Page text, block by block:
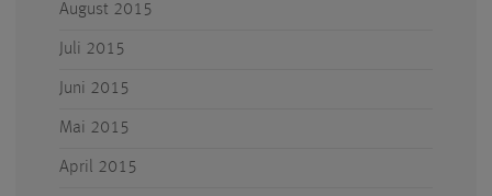
August 2015
Juli 2015
Juni 2015
Mai 2015
April 2015